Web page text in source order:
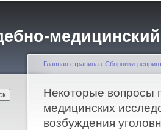
Вы здесь
Главная страница › Сборники-
Некоторые вопросы
медицинских
возбуждения